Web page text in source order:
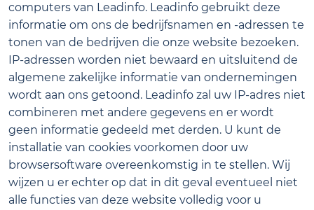
computers van Leadinfo. Leadinfo gebruikt deze
informatie om ons de bedrijfsnamen en -adressen te
tonen van de bedrijven die onze website bezoeken.
IP-adressen worden niet bewaard en uitsluitend de
algemene zakelijke informatie van ondernemingen
wordt aan ons getoond. Leadinfo zal uw IP-adres niet
combineren met andere gegevens en er wordt
geen informatie gedeeld met derden. U kunt de
installatie van cookies voorkomen door uw
browsersoftware overeenkomstig in te stellen. Wij
wijzen u er echter op dat in dit geval eventueel niet
alle functies van deze website volledig voor u